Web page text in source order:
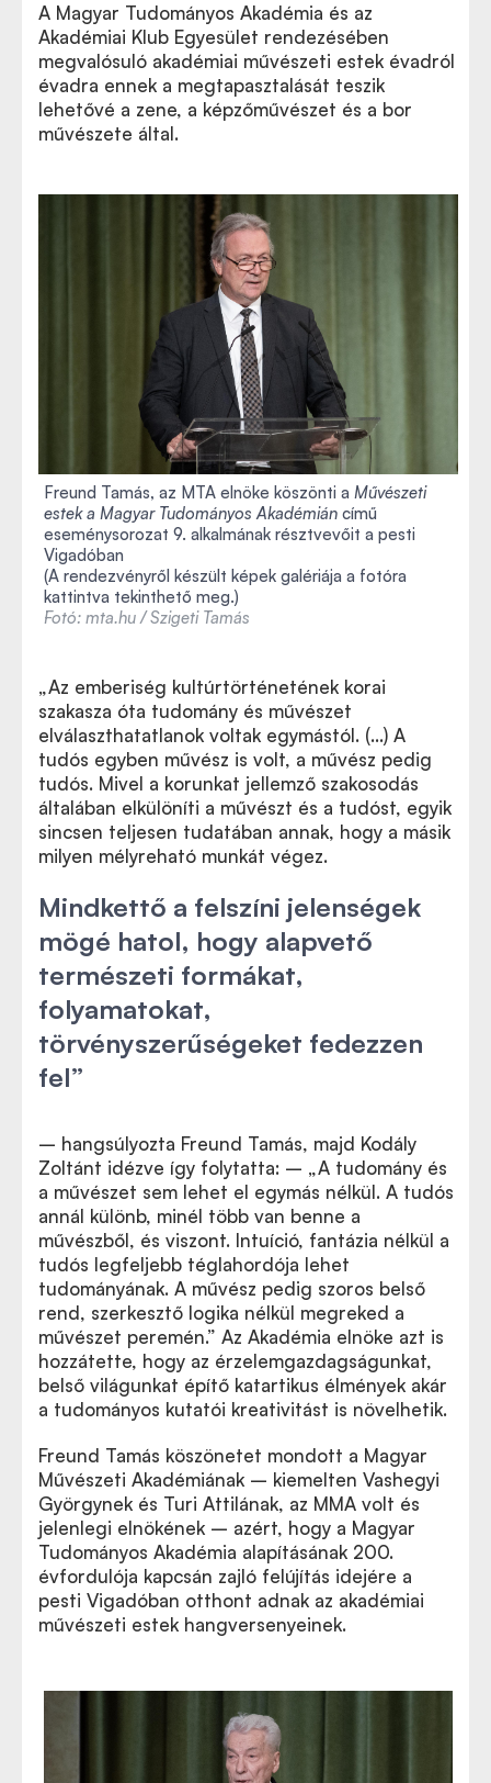
A Magyar Tudományos Akadémia és az
Akadémiai Klub Egyesület rendezésében
megvalósuló akadémiai művészeti estek évadról
évadra ennek a megtapasztalását teszik
lehetővé a zene, a képzőművészet és a bor
művészete által.
Freund Tamás, az MTA elnöke köszönti a Művészeti
estek a Magyar Tudományos Akadémián című
eseménysorozat 9. alkalmának résztvevőit a pesti
Vigadóban
(A rendezvényről készült képek galériája a fotóra
kattintva tekinthető meg.)
Fotó: mta.hu / Szigeti Tamás
„Az emberiség kultúrtörténetének korai
szakasza óta tudomány és művészet
elválaszthatatlanok voltak egymástól. (…) A
tudós egyben művész is volt, a művész pedig
tudós. Mivel a korunkat jellemző szakosodás
általában elkülöníti a művészt és a tudóst, egyik
sincsen teljesen tudatában annak, hogy a másik
milyen mélyreható munkát végez.
Mindkettő a felszíni jelenségek
mögé hatol, hogy alapvető
természeti formákat,
folyamatokat,
törvényszerűségeket fedezzen
fel”
– hangsúlyozta Freund Tamás, majd Kodály
Zoltánt idézve így folytatta: – „A tudomány és
a művészet sem lehet el egymás nélkül. A tudós
annál különb, minél több van benne a
művészből, és viszont. Intuíció, fantázia nélkül a
tudós legfeljebb téglahordója lehet
tudományának. A művész pedig szoros belső
rend, szerkesztő logika nélkül megreked a
művészet peremén.” Az Akadémia elnöke azt is
hozzátette, hogy az érzelemgazdagságunkat,
belső világunkat építő katartikus élmények akár
a tudományos kutatói kreativitást is növelhetik.
Freund Tamás köszönetet mondott a Magyar
Művészeti Akadémiának – kiemelten Vashegyi
Györgynek és Turi Attilának, az MMA volt és
jelenlegi elnökének – azért, hogy a Magyar
Tudományos Akadémia alapításának 200.
évfordulója kapcsán zajló felújítás idejére a
pesti Vigadóban otthont adnak az akadémiai
művészeti estek hangversenyeinek.